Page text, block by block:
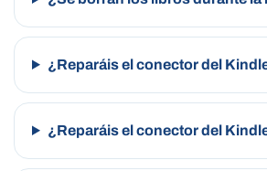
¿Reparáis el conector del
¿Reparáis el conector del